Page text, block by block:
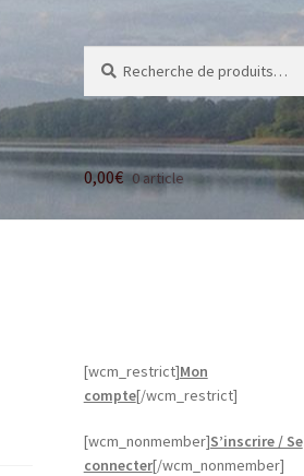
pour :
0,00€ 0 article
[wcm_restrict]Mon
compte[/wcm_restrict]
[wcm_nonmember]S’inscrire / Se
connecter[/wcm_nonmember]